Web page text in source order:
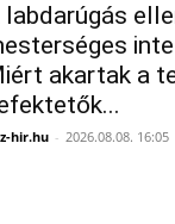
labdarúgás
akartak a
hir.hu - 2026.08.08. 16:05